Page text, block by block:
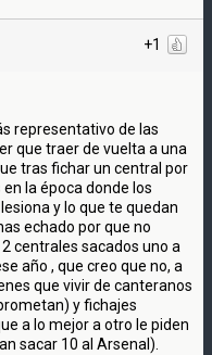
+1
representativo de las
que traer de vuelta a una
tras fichar un central por
la época donde los
y lo que te quedan
echado por que no
centrales sacados uno a
año , que creo que no, a
que vivir de canteranos
y fichajes
a lo mejor a otro le piden
sacar 10 al Arsenal).